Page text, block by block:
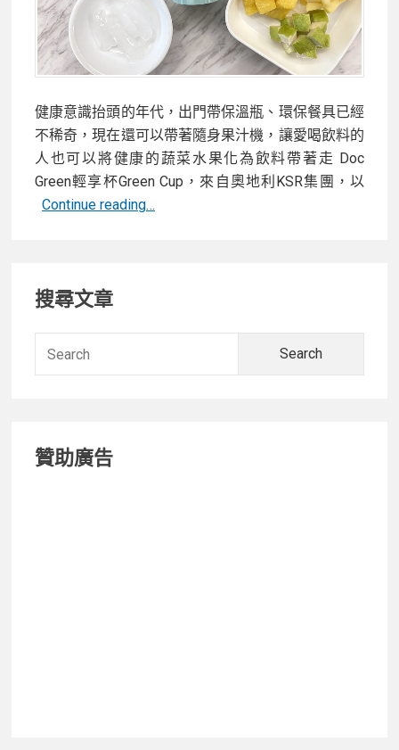
健康意識抬頭的年代，出門帶保溫瓶、環保餐具已經
不稀奇，現在還可以帶著隨身果汁機，讓愛喝飲料的
人也可以將健康的蔬菜水果化為飲料帶著走 Doc
Green輕享杯Green Cup，來自奧地利KSR集團，以
Continue reading…
Primary
Sidebar
搜尋文章
贊助廣告